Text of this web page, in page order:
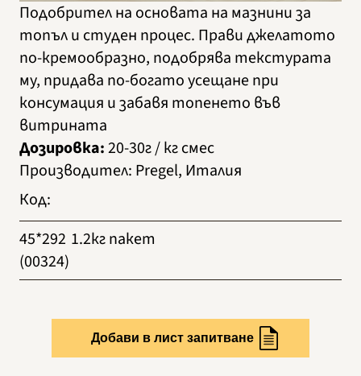
Подобрител на основата на мазнини за
топъл и студен процес. Прави джелатото
по-кремообразно, подобрява текстурата
му, придава по-богато усещане при
консумация и забавя топенето във
витрината
Дозировка:20-30г / кг смес
Производител: Pregel, Италия
Код:
45*292
(00324)
1.2кг пакет
Добави в лист запитване